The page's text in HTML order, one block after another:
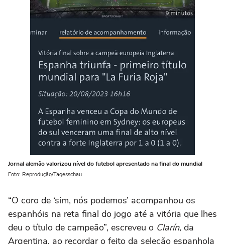
Jornal alemão valorizou nível do futebol apresentado na final do mundial
Foto: Reprodução/Tagesschau
“O coro de ‘sim, nós podemos’ acompanhou os
espanhóis na reta final do jogo até a vitória que lhes
deu o título de campeão”, escreveu o Clarín, da
Argentina, ao recordar o feito da seleção espanhola